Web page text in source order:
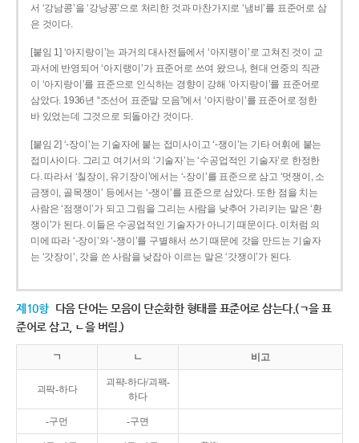
서 ‘강남콩’을 ‘강낭콩’으로 처리한 것과 마찬가지로 ‘냄비’를 표준어로 삼
은 것이다.
[붙임 1] ‘아지랑이’는 과거의 대사전들에서 ‘아지랭이’로 고쳐진 것이 교
과서에 반영되어 ‘아지랭이’가 표준어로 쓰여 왔으나, 현대 언중의 직관
이 ‘아지랑이’를 표준으로 인식하는 경향이 강해 ‘아지랑이’를 표준어로
삼았다. 1936년 “조선어 표준말 모음”에서 ‘아지랑이’를 표준어로 정한
바 있었는데 그것으로 되돌아간 것이다.
[붙임 2] ‘-장이’는 기술자에 붙는 접미사이고 ‘-쟁이’는 기타 어휘에 붙는
접미사이다. 그리고 여기서의 ‘기술자’는 ‘수공업적인 기술자’로 한정한
다. 따라서 ‘칠장이, 유기장이’에서는 ‘-장이’를 표준으로 삼고 ‘멋쟁이, 소
금쟁이, 골목쟁이’ 등에서는 ‘-쟁이’를 표준으로 삼았다. 또한 점을 치는
사람은 ‘점쟁이’가 되고 그림을 그리는 사람을 낮추어 가리키는 말은 ‘환
쟁이’가 된다. 이들은 수공업적인 기술자가 아니기 때문이다. 이처럼 의
미에 따라 ‘-장이’와 ‘-쟁이’를 구별해서 쓰기 때문에 갓을 만드는 기술자
는 ‘갓장이’, 갓을 쓴 사람을 낮잡아 이르는 말은 ‘갓쟁이’가 된다.
제10항 다음 단어는 모음이 단순화한 형태를 표준어로 삼는다.(ㄱ을 표
준어로 삼고, ㄴ을 버림.)
ㄱ ㄴ 비고
괴팍-하다
괴퍅-하다/괴팩-
하다
-구먼 -구면